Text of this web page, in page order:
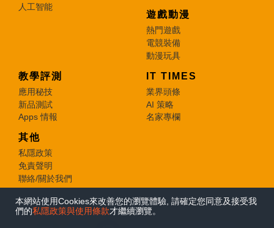
本網站使用Cookies來改善您的瀏覽體驗, 請確定您同意及接受我
們的私隱政策與使用條款才繼續瀏覽。
人工智能
遊戲動漫
熱門遊戲
電競裝備
動漫玩具
教學評測
應用秘技
新品測試
Apps 情報
IT TIMES
業界頭條
AI 策略
名家專欄
其他
私隱政策
免責聲明
聯絡/關於我們
© 2026 e-zone. All Rights Reserved.